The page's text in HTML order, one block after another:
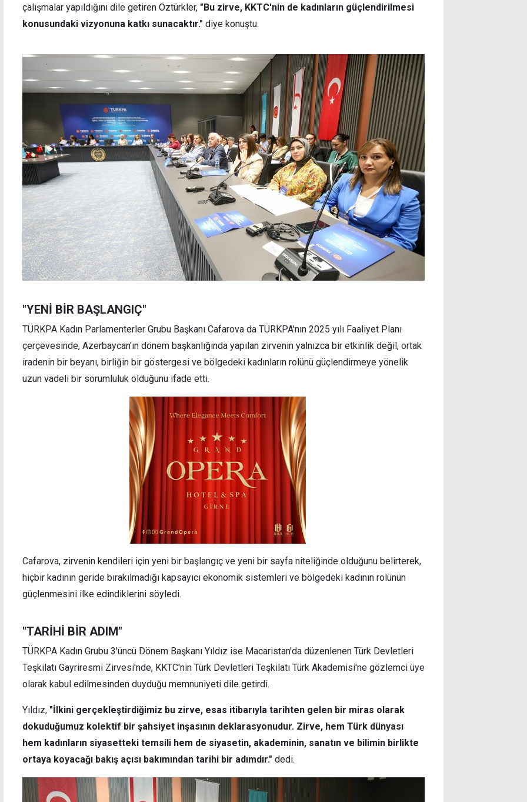
çalışmalar yapıldığını dile getiren Öztürkler, "Bu zirve, KKTC'nin de kadınların güçlendirilmesi
konusundaki vizyonuna katkı sunacaktır." diye konuştu.
"YENİ BİR BAŞLANGIÇ"
TÜRKPA Kadın Parlamenterler Grubu Başkanı Cafarova da TÜRKPA'nın 2025 yılı Faaliyet Planı
çerçevesinde, Azerbaycan'ın dönem başkanlığında yapılan zirvenin yalnızca bir etkinlik değil, ortak
iradenin bir beyanı, birliğin bir göstergesi ve bölgedeki kadınların rolünü güçlendirmeye yönelik
uzun vadeli bir sorumluluk olduğunu ifade etti.
Cafarova, zirvenin kendileri için yeni bir başlangıç ve yeni bir sayfa niteliğinde olduğunu belirterek,
hiçbir kadının geride bırakılmadığı kapsayıcı ekonomik sistemleri ve bölgedeki kadının rolünün
güçlenmesini ilke edindiklerini söyledi.
"TARİHİ BİR ADIM"
TÜRKPA Kadın Grubu 3'üncü Dönem Başkanı Yıldız ise Macaristan'da düzenlenen Türk Devletleri
Teşkilatı Gayriresmi Zirvesi'nde, KKTC'nin Türk Devletleri Teşkilatı Türk Akademisi'ne gözlemci üye
olarak kabul edilmesinden duyduğu memnuniyeti dile getirdi.
Yıldız, "İlkini gerçekleştirdiğimiz bu zirve, esas itibarıyla tarihten gelen bir miras olarak
dokuduğumuz kolektif bir şahsiyet inşasının deklarasyonudur. Zirve, hem Türk dünyası
hem kadınların siyasetteki temsili hem de siyasetin, akademinin, sanatın ve bilimin birlikte
ortaya koyacağı bakış açısı bakımından tarihi bir adımdır." dedi.